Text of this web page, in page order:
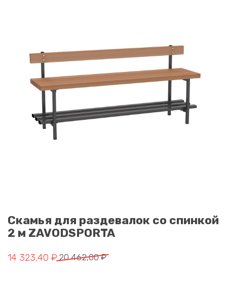
Скамья для раздевалок со спинкой
2 м ZAVODSPORTA
20 462,00₽
Первоначальная цена составляла 20 462,00 ₽.
14 323,40 ₽
Текущая цена: 14 323,40 ₽.